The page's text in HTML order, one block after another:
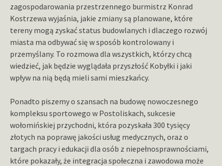
zagospodarowania przestrzennego burmistrz Konrad
Kostrzewa wyjaśnia, jakie zmiany są planowane, które
tereny mogą zyskać status budowlanych i dlaczego rozwój
miasta ma odbywać się w sposób kontrolowany i
przemyślany. To rozmowa dla wszystkich, którzy chcą
wiedzieć, jak będzie wyglądała przyszłość Kobyłki i jaki
wpływ na nią będą mieli sami mieszkańcy.
Ponadto piszemy o szansach na budowę nowoczesnego
kompleksu sportowego w Postoliskach, sukcesie
wołomińskiej przychodni, która pozyskała 300 tysięcy
złotych na poprawę jakości usług medycznych, oraz o
targach pracy i edukacji dla osób z niepełnosprawnościami,
które pokazały, że integracja społeczna i zawodowa może